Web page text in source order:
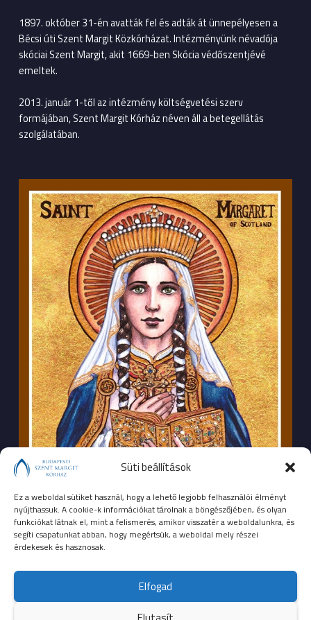
Süti beállítások
Ez a weboldal sütiket használ, hogy a lehető legjobb felhasználói élményt
nyújthassuk. A cookie-k információkat tárolnak a böngészőjében, és olyan
funkciókat látnak el, mint a felismerés, amikor visszatér a weboldalunkra, és
segíti csapatunkat abban, hogy megértsük, a weboldal mely részei
érdekesek és hasznosak.
Elfogad
1897. október 31-én avatták fel és adták át ünnepélyesen a
Bécsi úti Szent Margit Közkórházat. Intézményünk névadója
skóciai Szent Margit, akit 1669-ben Skócia védőszentjévé
emeltek.
2013. január 1-től az intézmény költségvetési szerv
formájában, Szent Margit Kórház néven áll a betegellátás
szolgálatában.
SEGÉLYHÍVÓSZÁMOK
104mentők